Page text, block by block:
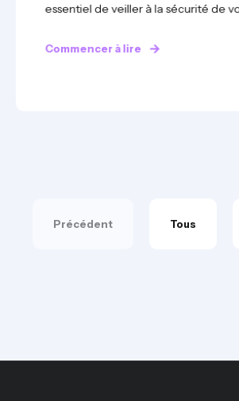
essentiel de veiller à la sécurité de
Commencer à lire
Précédent Tous